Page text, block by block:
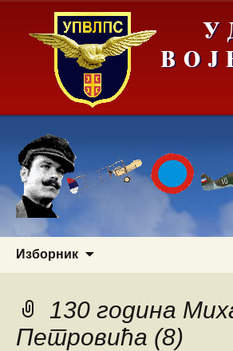
Изборник
130 година
Петровића (8)